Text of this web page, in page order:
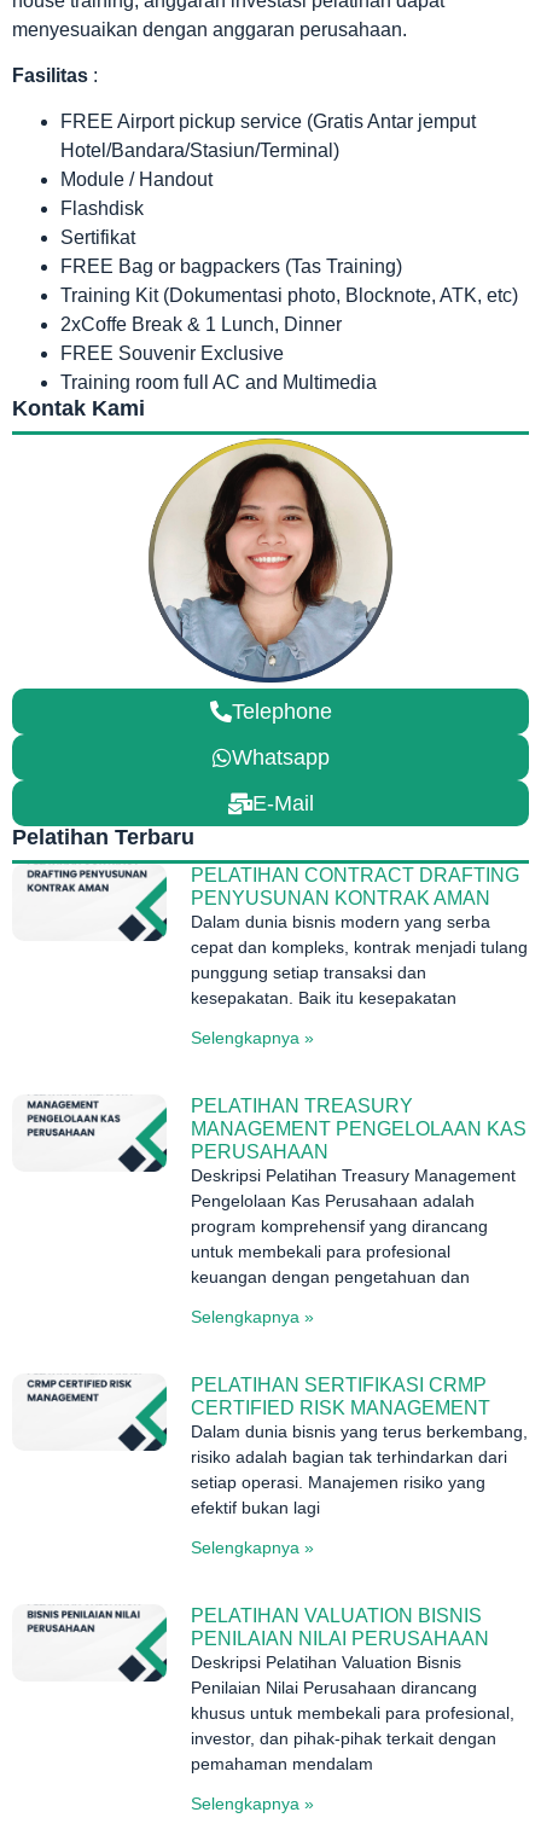
menyesuaikan dengan anggaran perusahaan.
Fasilitas :
FREE Airport pickup service (Gratis Antar jemput
Hotel/Bandara/Stasiun/Terminal)
Module / Handout
Flashdisk
Sertifikat
FREE Bag or bagpackers (Tas Training)
Training Kit (Dokumentasi photo, Blocknote, ATK, etc)
2xCoffe Break & 1 Lunch, Dinner
FREE Souvenir Exclusive
Training room full AC and Multimedia
Kontak Kami
Telephone
Whatsapp
E-Mail
Pelatihan Terbaru
PELATIHAN CONTRACT DRAFTING
PENYUSUNAN KONTRAK AMAN
Dalam dunia bisnis modern yang serba
cepat dan kompleks, kontrak menjadi tulang
punggung setiap transaksi dan
kesepakatan. Baik itu kesepakatan
Selengkapnya »
PELATIHAN TREASURY
MANAGEMENT PENGELOLAAN KAS
PERUSAHAAN
Deskripsi Pelatihan Treasury Management
Pengelolaan Kas Perusahaan adalah
program komprehensif yang dirancang
untuk membekali para profesional
keuangan dengan pengetahuan dan
Selengkapnya »
PELATIHAN SERTIFIKASI CRMP
CERTIFIED RISK MANAGEMENT
Dalam dunia bisnis yang terus berkembang,
risiko adalah bagian tak terhindarkan dari
setiap operasi. Manajemen risiko yang
efektif bukan lagi
Selengkapnya »
PELATIHAN VALUATION BISNIS
PENILAIAN NILAI PERUSAHAAN
Deskripsi Pelatihan Valuation Bisnis
Penilaian Nilai Perusahaan dirancang
khusus untuk membekali para profesional,
investor, dan pihak-pihak terkait dengan
pemahaman mendalam
Selengkapnya »